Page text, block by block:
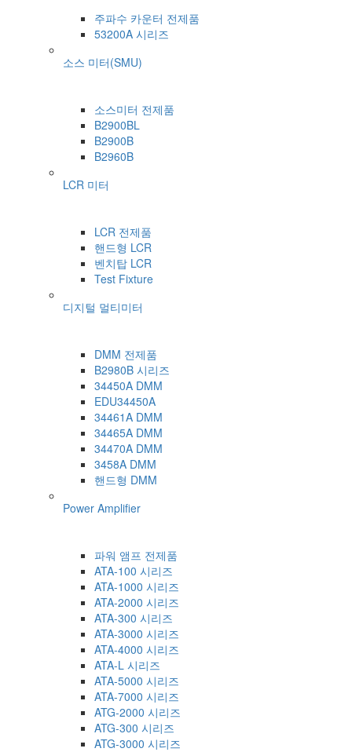
주파수 카운터 전제품
53200A 시리즈
소스 미터(SMU)
소스미터 전제품
B2900BL
B2900B
B2960B
LCR 미터
LCR 전제품
핸드형 LCR
벤치탑 LCR
Test Fixture
디지털 멀티미터
DMM 전제품
B2980B 시리즈
34450A DMM
EDU34450A
34461A DMM
34465A DMM
34470A DMM
3458A DMM
핸드형 DMM
Power Amplifier
파워 앰프 전제품
ATA-100 시리즈
ATA-1000 시리즈
ATA-2000 시리즈
ATA-300 시리즈
ATA-3000 시리즈
ATA-4000 시리즈
ATA-L 시리즈
ATA-5000 시리즈
ATA-7000 시리즈
ATG-2000 시리즈
ATG-300 시리즈
ATG-3000 시리즈